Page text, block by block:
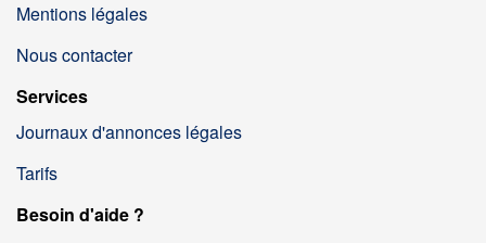
Mentions légales
Nous contacter
Services
Journaux d'annonces légales
Tarifs
Besoin d'aide ?